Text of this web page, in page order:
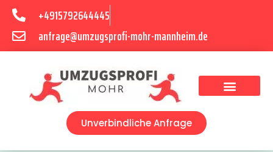
+4915792644445
anfrage@umzugsprofi-mohr-mannheim.de
Unverbindliche Anfrage